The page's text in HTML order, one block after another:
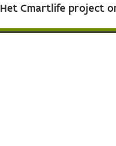
Het Cmartlife project